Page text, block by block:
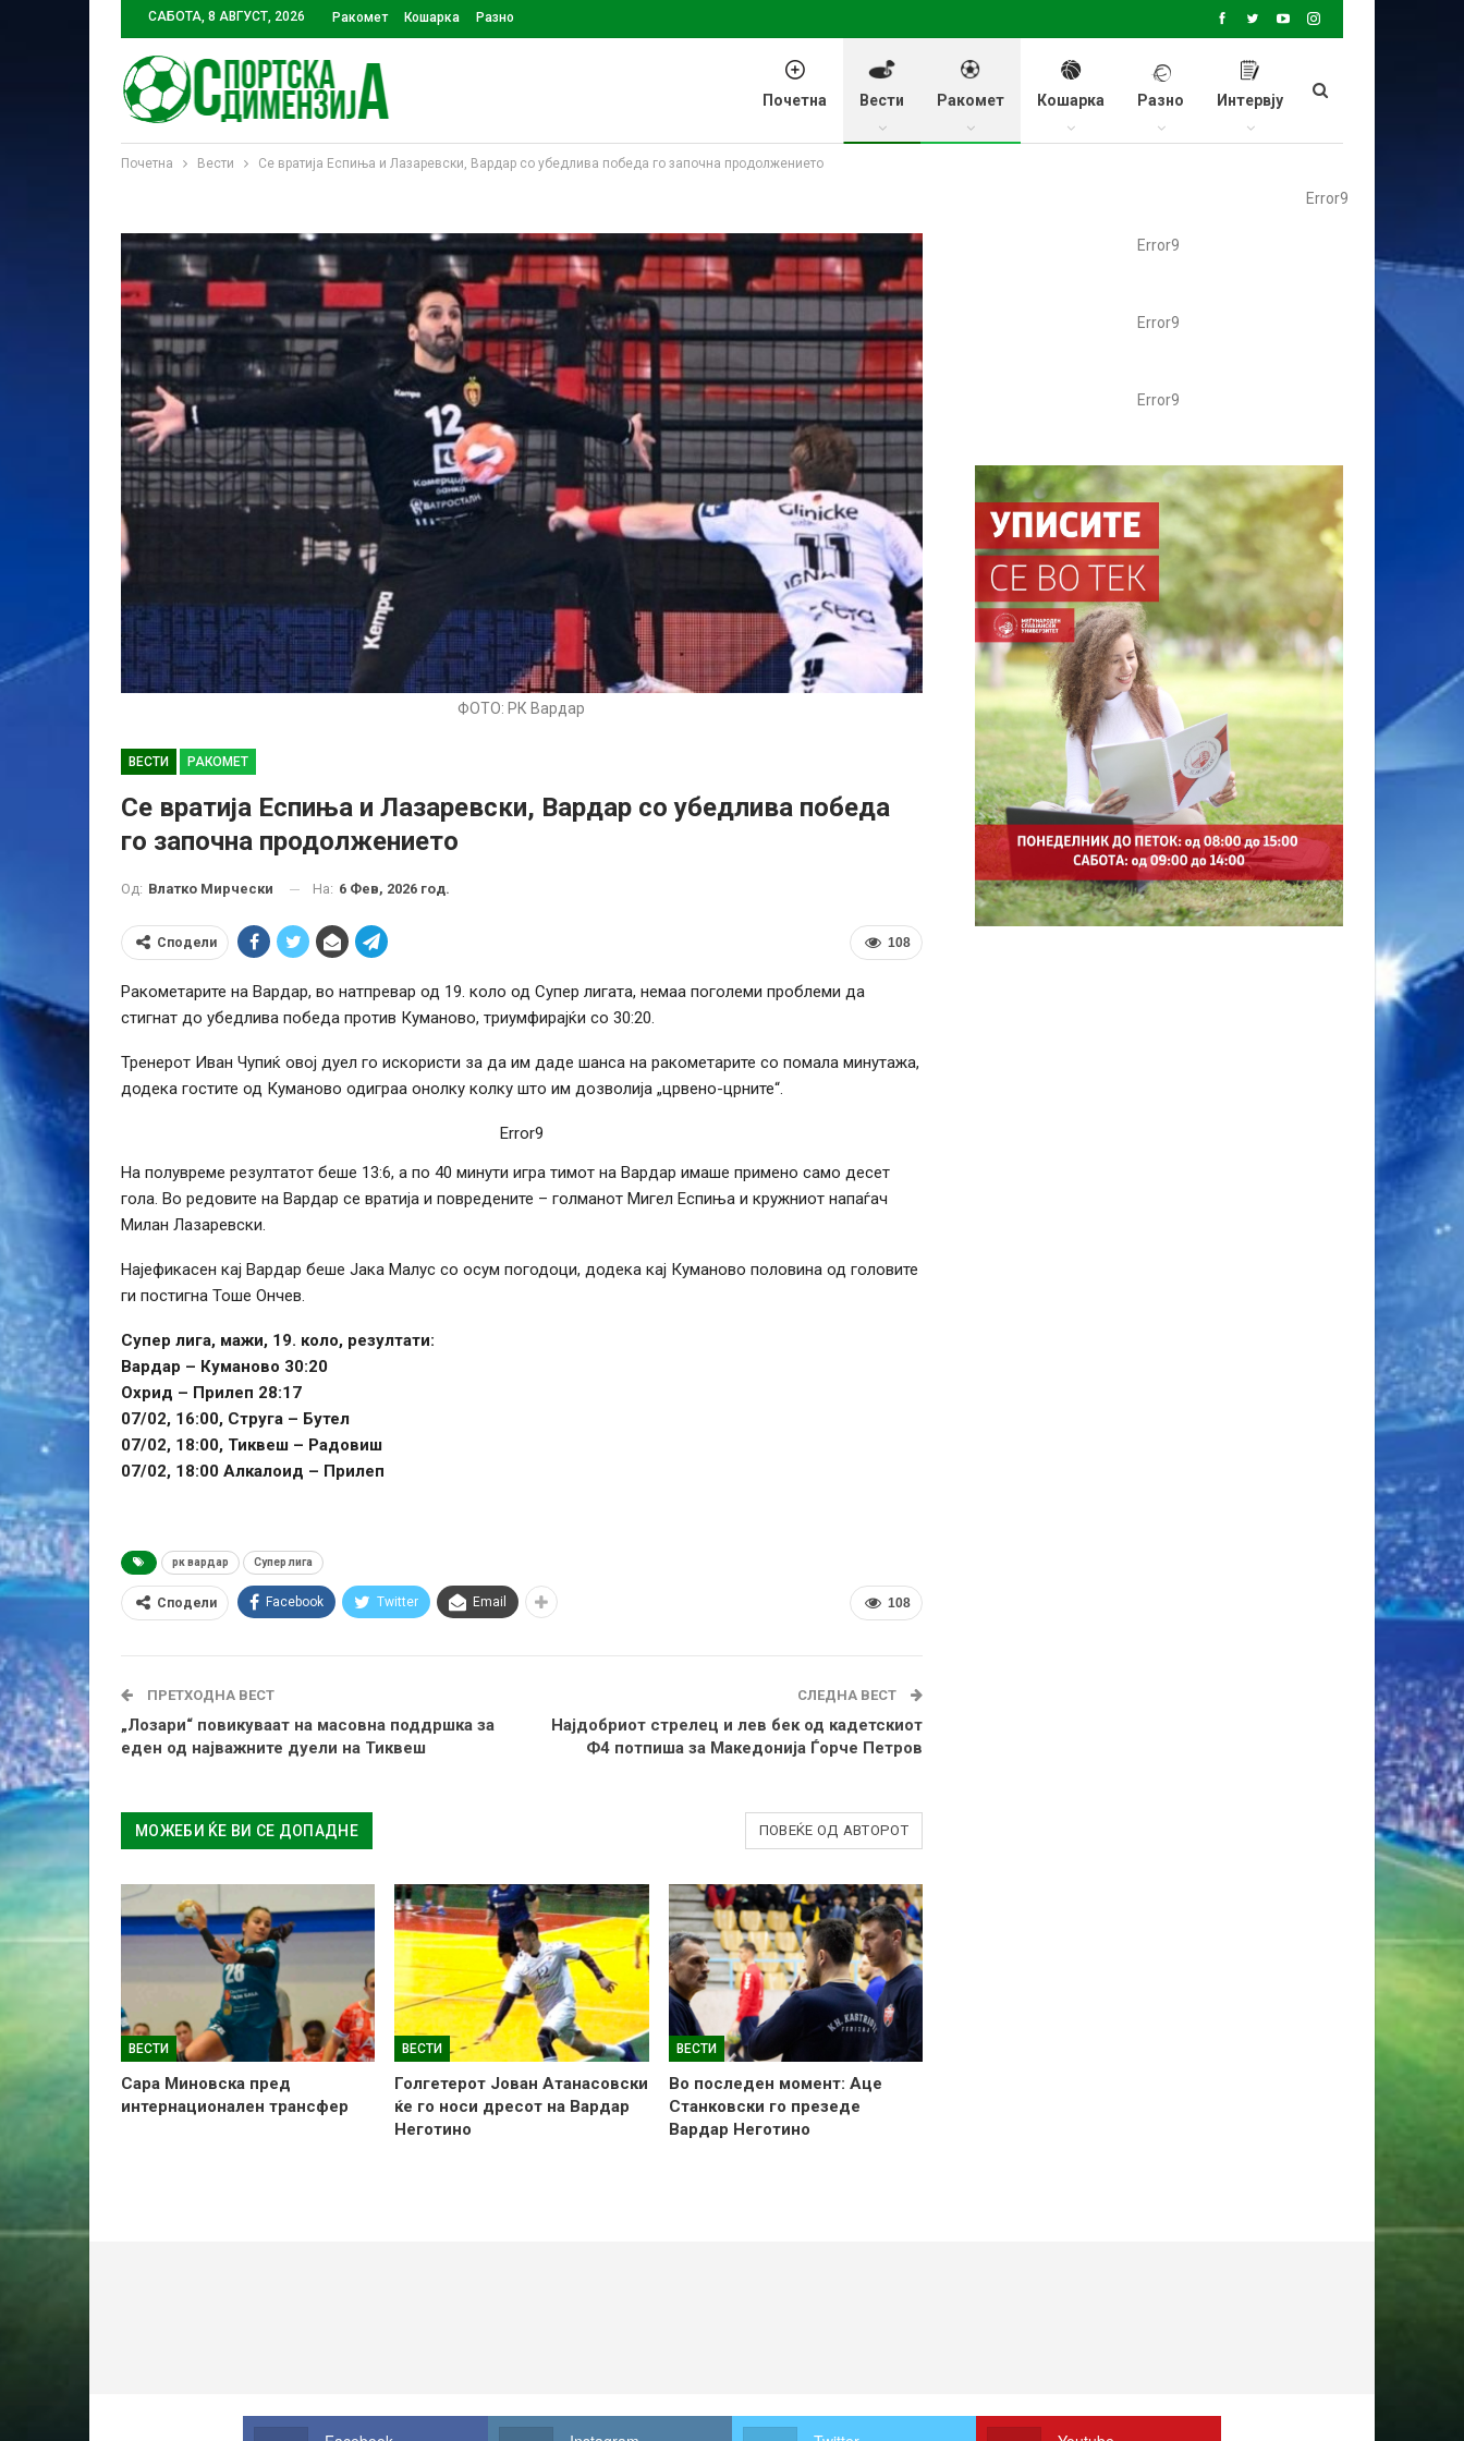
САБОТА, 8 АВГУСТ, 2026 Ракомет Кошарка Разно
Почетна Вести Ракомет Кошарка Разно Интервју
Почетна Вести Се вратија Еспиња и Лазаревски, Вардар со убедлива победа го започна продолжението
Error9
ФОТО: РК Вардар
ВЕСТИ РАКОМЕТ
Се вратија Еспиња и Лазаревски, Вардар со убедлива победа
го започна продолжението
Од: Влатко Мирчески На: 6 Фев, 2026 год.
108
Сподели
Ракометарите на Вардар, во натпревар од 19. коло од Супер лигата, немаа поголеми проблеми да
стигнат до убедлива победа против Куманово, триумфирајќи со 30:20.
Тренерот Иван Чупиќ овој дуел го искористи за да им даде шанса на ракометарите со помала минутажа,
додека гостите од Куманово одиграа онолку колку што им дозволија „црвено-црните“.
Error9
На полувреме резултатот беше 13:6, а по 40 минути игра тимот на Вардар имаше примено само десет
гола. Во редовите на Вардар се вратија и повредените – голманот Мигел Еспиња и кружниот напаѓач
Милан Лазаревски.
Најефикасен кај Вардар беше Јака Малус со осум погодоци, додека кај Куманово половина од головите
ги постигна Тоше Ончев.
Супер лига, мажи, 19. коло, резултати:
Вардар – Куманово 30:20
Охрид – Прилеп 28:17
07/02, 16:00, Струга – Бутел
07/02, 18:00, Тиквеш – Радовиш
07/02, 18:00 Алкалоид – Прилеп
рк вардар Супер лига
108
Сподели Facebook Twitter Email
ПРЕТХОДНА ВЕСТ
„Лозари“ повикуваат на масовна поддршка за
еден од најважните дуели на Тиквеш
СЛЕДНА ВЕСТ
Најдобриот стрелец и лев бек од кадетскиот
Ф4 потпиша за Македонија Ѓорче Петров
МОЖЕБИ ЌЕ ВИ СЕ ДОПАДНЕ ПОВЕЌЕ ОД АВТОРОТ
ВЕСТИ
Сара Миновска пред
интернационален трансфер
ВЕСТИ
Голгетерот Јован Атанасовски
ќе го носи дресот на Вардар
Неготино
ВЕСТИ
Во последен момент: Аце
Станковски го презеде
Вардар Неготино
Error9
Error9
Error9